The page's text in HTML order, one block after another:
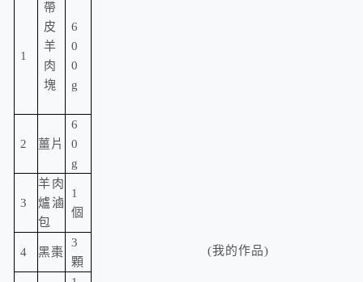
(我的作品)
1
帶
皮
羊
肉
塊
6
0
0
g
2 薑片
6
0
g
3
羊肉
爐滷
包
1
個
4 黑棗
3
顆